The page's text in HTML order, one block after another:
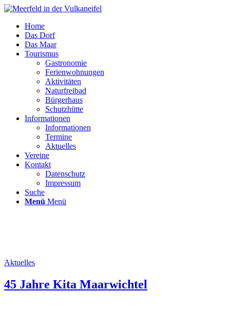
Home
Das Dorf
Das Maar
Tourismus
Gastronomie
Ferienwohnungen
Aktivitäten
Naturfreibad
Bürgerhaus
Schutzhütte
Informationen
Informationen
Termine
Aktuelles
Vereine
Kontakt
Datenschutz
Impressum
Suche
Menü Menü
Aktuelles
45 Jahre Kita Maarwichtel